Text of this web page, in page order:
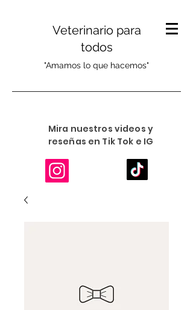
Veterinario para
todos
"Amamos lo que hacemos"
Mira nuestros videos y
reseñas en Tik Tok e IG